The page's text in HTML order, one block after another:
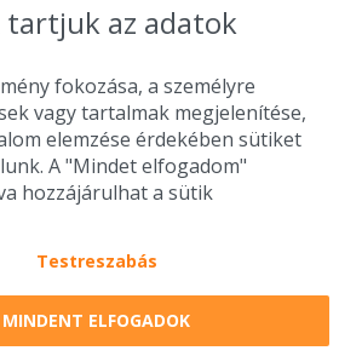
- Falatozz.hu - Diston-line Kft.
menük kedvező áron, egy helyen az összes
étterem ajánlata.
tartjuk az adatok
fokozása, a személyre
vagy tartalmak megjelenítése,
elemzése érdekében sütiket
A "Mindet elfogadom"
hozzájárulhat a sütik
Testreszabás
MINDENT ELFOGADOK